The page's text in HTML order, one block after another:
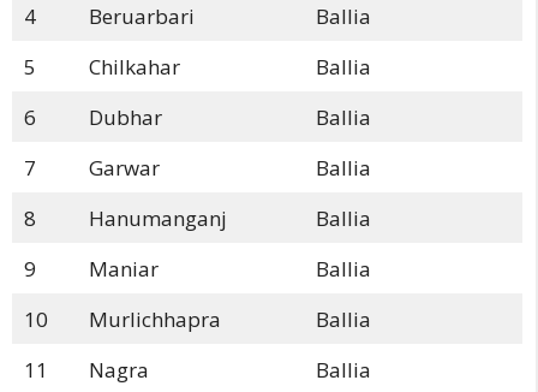
4
Beruarbari
Ballia
5
Chilkahar
Ballia
6
Dubhar
Ballia
7
Garwar
Ballia
8
Hanumanganj
Ballia
9
Maniar
Ballia
10
Murlichhapra
Ballia
11
Nagra
Ballia